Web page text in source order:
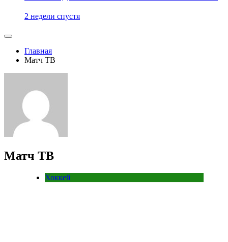
2 недели спустя
Главная
Матч ТВ
Матч ТВ
Хоккей